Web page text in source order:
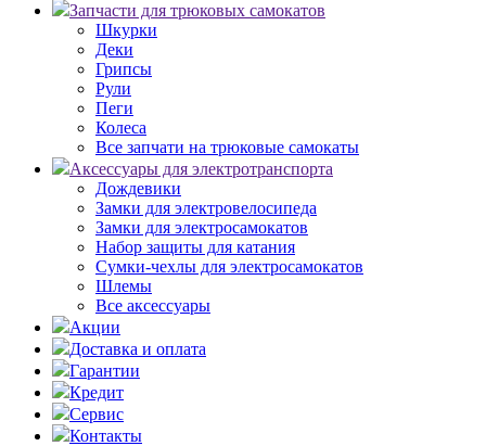
Запчасти для трюковых самокатов
Шкурки
Деки
Грипсы
Рули
Пеги
Колеса
Все запчати на трюковые самокаты
Аксессуары для электротранспорта
Дождевики
Замки для электровелосипеда
Замки для электросамокатов
Набор защиты для катания
Сумки-чехлы для электросамокатов
Шлемы
Все аксессуары
Акции
Доставка и оплата
Гарантии
Кредит
Сервис
Контакты